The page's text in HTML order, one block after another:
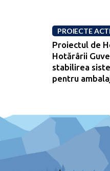
PROIECTE
Proiectul de
Hotărârii
stabilirea
pentru